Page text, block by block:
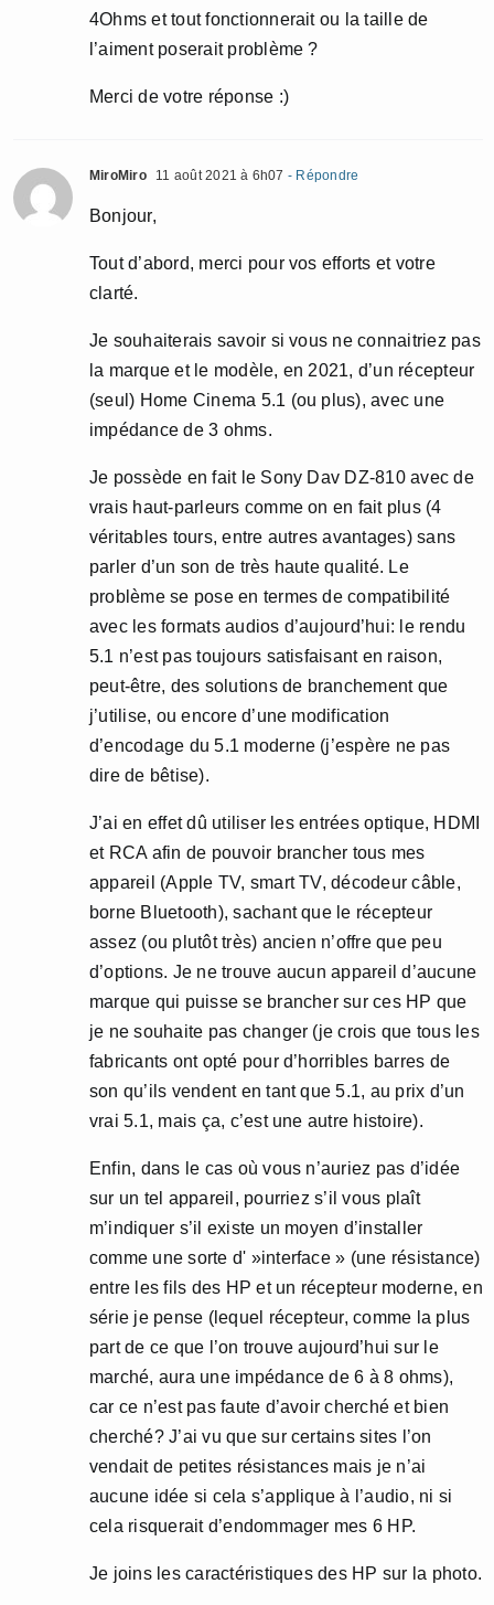
4Ohms et tout fonctionnerait ou la taille de
l’aiment poserait problème ?
Merci de votre réponse :)
MiroMiro 11 août 2021 à 6h07 - Répondre
Bonjour,
Tout d’abord, merci pour vos efforts et votre
clarté.
Je souhaiterais savoir si vous ne connaitriez pas
la marque et le modèle, en 2021, d’un récepteur
(seul) Home Cinema 5.1 (ou plus), avec une
impédance de 3 ohms.
Je possède en fait le Sony Dav DZ-810 avec de
vrais haut-parleurs comme on en fait plus (4
véritables tours, entre autres avantages) sans
parler d’un son de très haute qualité. Le
problème se pose en termes de compatibilité
avec les formats audios d’aujourd’hui: le rendu
5.1 n’est pas toujours satisfaisant en raison,
peut-être, des solutions de branchement que
j’utilise, ou encore d’une modification
d’encodage du 5.1 moderne (j’espère ne pas
dire de bêtise).
J’ai en effet dû utiliser les entrées optique, HDMI
et RCA afin de pouvoir brancher tous mes
appareil (Apple TV, smart TV, décodeur câble,
borne Bluetooth), sachant que le récepteur
assez (ou plutôt très) ancien n’offre que peu
d’options. Je ne trouve aucun appareil d’aucune
marque qui puisse se brancher sur ces HP que
je ne souhaite pas changer (je crois que tous les
fabricants ont opté pour d’horribles barres de
son qu’ils vendent en tant que 5.1, au prix d’un
vrai 5.1, mais ça, c’est une autre histoire).
Enfin, dans le cas où vous n’auriez pas d’idée
sur un tel appareil, pourriez s’il vous plaît
m’indiquer s’il existe un moyen d’installer
comme une sorte d' »interface » (une résistance)
entre les fils des HP et un récepteur moderne, en
série je pense (lequel récepteur, comme la plus
part de ce que l’on trouve aujourd’hui sur le
marché, aura une impédance de 6 à 8 ohms),
car ce n’est pas faute d’avoir cherché et bien
cherché? J’ai vu que sur certains sites l’on
vendait de petites résistances mais je n’ai
aucune idée si cela s’applique à l’audio, ni si
cela risquerait d’endommager mes 6 HP.
Je joins les caractéristiques des HP sur la photo.